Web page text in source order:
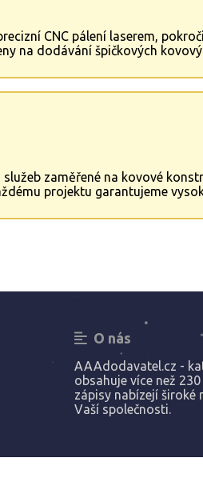
CNC pálení laserem,
na dodávání špičkových
zaměřené na kovové
projektu garantujeme
O nás
AAAdodavatel.cz -
obsahuje více než
zápisy nabízejí
Vaší společnosti.